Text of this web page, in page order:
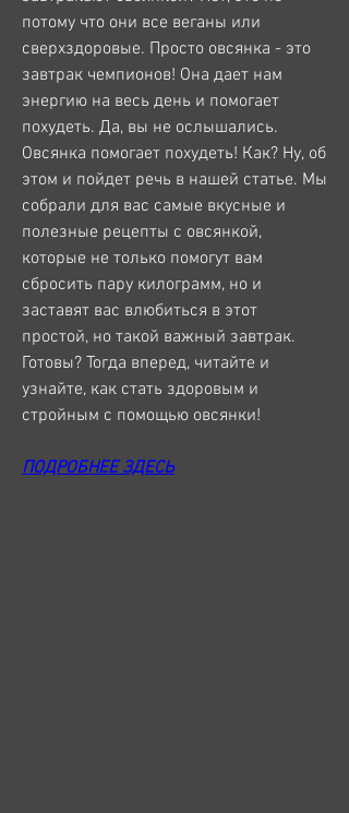
потому что они все веганы или
сверхздоровые. Просто овсянка - это
завтрак чемпионов! Она дает нам
энергию на весь день и помогает
похудеть. Да, вы не ослышались.
Овсянка помогает похудеть! Как? Ну, об
этом и пойдет речь в нашей статье. Мы
собрали для вас самые вкусные и
полезные рецепты с овсянкой,
которые не только помогут вам
сбросить пару килограмм, но и
заставят вас влюбиться в этот
простой, но такой важный завтрак.
Готовы? Тогда вперед, читайте и
узнайте, как стать здоровым и
стройным с помощью овсянки!
ПОДРОБНЕЕ ЗДЕСЬ